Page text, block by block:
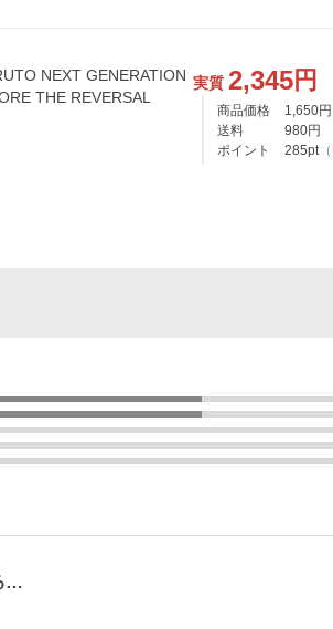
NEXT GENERATION
THE REVERSAL
実質 2,345円
商品価格 1,650円
送料
980円
ポイント
285pt（
…